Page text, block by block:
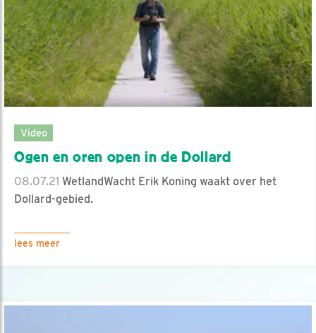
Video
Ogen en oren open in de Dollard
08.07.21 WetlandWacht Erik Koning waakt over het
Dollard-gebied.
lees meer